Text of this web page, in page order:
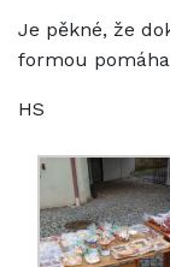
Je pěkné, že
formou
HS